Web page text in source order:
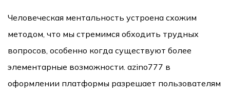
Человеческая ментальность устроена схожим
методом, что мы стремимся обходить трудных
вопросов, особенно когда существуют более
элементарные возможности. azino777 в
оформлении платформы разрешает пользователям